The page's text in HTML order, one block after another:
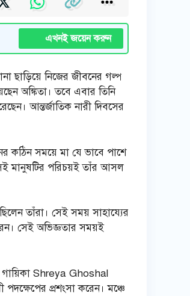
এখনই জয়েন করুন
ছাড়িয়ে নিজের জীবনের গল্প
অঙ্কিতা। তবে এবার তিনি
আন্তর্জাতিক নারী দিবসের
কঠিন সময়ে মা যে ভাবে পাশে
মানুষটির পরিচয়ই তাঁর আসল
তাঁরা। সেই সময় সাহায্যের
সেই অভিজ্ঞতার সময়ই
গায়িকা Shreya Ghoshal
পদক্ষেপের প্রশংসা করেন। মঞ্চে